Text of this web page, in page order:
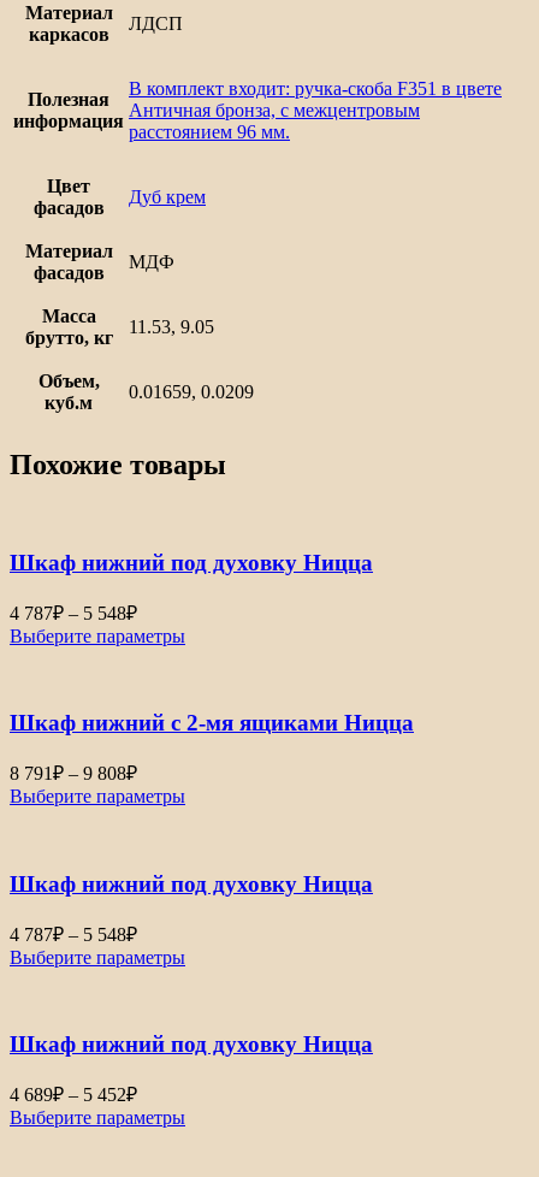
Материал
каркасов
ЛДСП
Полезная
информация
В комплект входит: ручка-скоба F351 в цвете
Античная бронза, с межцентровым
расстоянием 96 мм.
Цвет
фасадов
Дуб крем
Материал
фасадов
МДФ
Масса
брутто, кг
11.53, 9.05
Объем,
куб.м
0.01659, 0.0209
Похожие товары
Шкаф нижний под духовку Ницца
4 787₽ – 5 548₽
Выберите параметры
Шкаф нижний с 2-мя ящиками Ницца
8 791₽ – 9 808₽
Выберите параметры
Шкаф нижний под духовку Ницца
4 787₽ – 5 548₽
Выберите параметры
Шкаф нижний под духовку Ницца
4 689₽ – 5 452₽
Выберите параметры